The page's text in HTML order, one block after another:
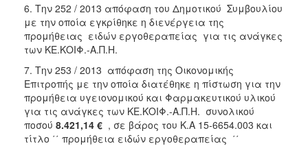
ΠΟΛΙΤΙΣΜΟΣ
ΑΝΘΕΚΤΙΚΗ
ΠΟΛΗ
6. Την 252 / 2013 απόφαση του Δημοτικού Συμβουλίου
με την οποία εγκρίθηκε η διενέργεια της
προμήθειας ειδών εργοθεραπείας για τις ανάγκες
των ΚΕ.ΚΟΙΦ.-Α.Π.Η.
7. Την 253 / 2013 απόφαση της Οικονομικής
Επιτροπής με την οποία διατέθηκε η πίστωση για την
προμήθεια υγειονομικού και Φαρμακευτικού υλικού
για τις ανάγκες των ΚΕ.ΚΟΙΦ.-Α.Π.Η. συνολικού
ποσού 8.421,14 € , σε βάρος του Κ.Α 15-6654.003 και
τίτλο ΄΄ προμήθεια ειδών εργοθεραπείας ΄΄